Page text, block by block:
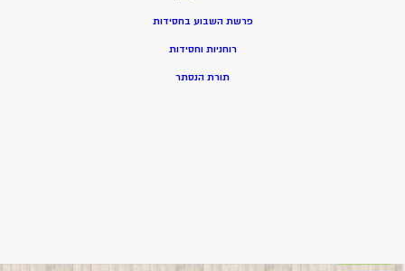
פרשת השבוע בחסידות
רוחניות וחסידות
תורת הנסתר